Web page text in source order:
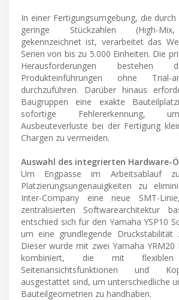
In einer Fertigungsumgebung, die
geringe Stückzahlen (High-
gekennzeichnet ist, verarbeitet das
Serien von bis zu 5.000 Einheiten. Die
Herausforderungen bestehen
Produkteinführungen ohne Trial-
durchzuführen. Darüber hinaus
Baugruppen eine exakte
sofortige Fehlererkennung,
Ausbeuteverluste bei der Fertigung
Chargen zu vermeiden.
Auswahl des integrierten Hardware-
Um Engpässe im Arbeitsablauf
Platzierungsungenauigkeiten zu
Inter-Company eine neue SMT-
zentralisierten Softwarearchitektur
entschied sich für den Yamaha YSP10
um eine grundlegende Druckstabilität
Dieser wurde mit zwei Yamaha YRM20
kombiniert, die mit flexiblen
Seitenansichtsfunktionen und
ausgestattet sind, um unterschiedliche
Bauteilgeometrien zu handhaben.